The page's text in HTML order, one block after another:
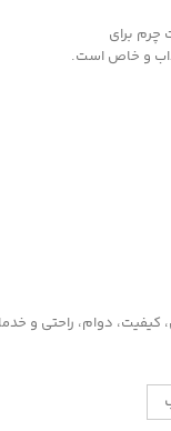
چرم برای
و خاص است.
دوام، راحتی و